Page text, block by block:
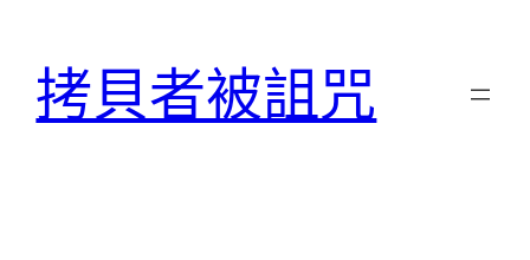
拷貝者被詛咒